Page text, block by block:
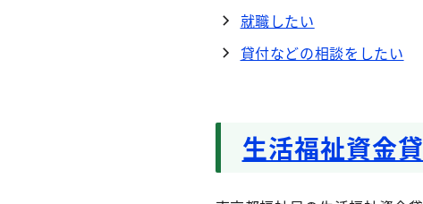
就職したい
貸付などの相談をしたい
生活福祉資金